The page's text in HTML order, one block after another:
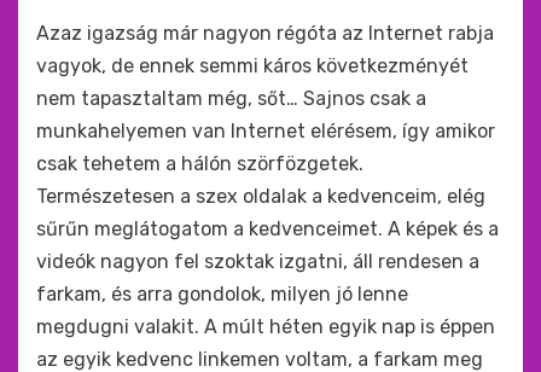
monkey
Azaz igazság már nagyon régóta az Internet rabja
vagyok, de ennek semmi káros következményét
nem tapasztaltam még, sőt… Sajnos csak a
munkahelyemen van Internet elérésem, így amikor
csak tehetem a hálón szörfözgetek.
Természetesen a szex oldalak a kedvenceim, elég
sűrűn meglátogatom a kedvenceimet. A képek és a
videók nagyon fel szoktak izgatni, áll rendesen a
farkam, és arra gondolok, milyen jó lenne
megdugni valakit. A múlt héten egyik nap is éppen
az egyik kedvenc linkemen voltam, a farkam meg